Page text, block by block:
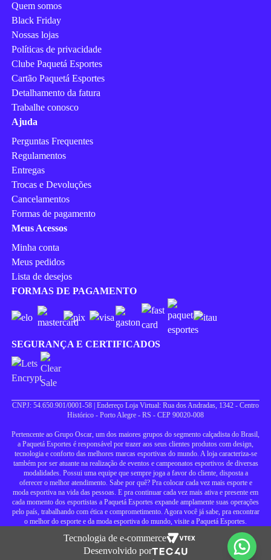
Quem somos
Black Friday
Nossas lojas
Políticas de privacidade
Clube Paquetá Esportes
Cartão Paquetá Esportes
Detalhamento da fatura
Trabalhe conosco
Ajuda
Perguntas Frequentes
Regulamentos
Entregas
Trocas e Devoluções
Cancelamentos
Formas de pagamento
Meus Acessos
Minha conta
Meus pedidos
Lista de desejos
FORMAS DE PAGAMENTO
SEGURANÇA E CERTIFICADOS
CNPJ: 54.650.901/0001-58 | Endereço Loja Virtual: Rua dos Andradas, 1342 - Centro
Histórico - Porto Alegre - RS - CEP 90020-008
Pertencente ao Grupo Oscar, um dos maiores grupos do segmento calçadista do Brasil,
a Paquetá Esportes é responsável por trazer aos seus clientes produtos com design,
tecnologia e conforto das melhores marcas esportivas do mundo. A loja caracteriza-se
também por ser atuante na realização de eventos e campeonatos esportivos de diversas
modalidades. Possui uma equipe que sempre joga a favor do cliente, disposta a
oferecer o melhor atendimento. Sabe por quê? Pra colocar cada vez mais esporte e
moda esportiva na vida das pessoas. E pra continuar cada vez mais ativa e presente em
cada momento dos esportistas a Paquetá Esportes expande amplamente suas operações
pelo país, trabalhando com ética e comprometimento. Agora você já sabe, pra encontrar
o melhor do esporte e da moda esportiva do mundo, visite a Paquetá Esportes.
Tecnologia de e-commerce
Desenvolvido por